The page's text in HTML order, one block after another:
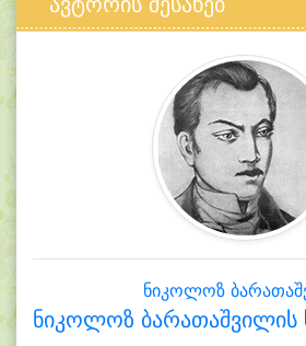
ნიკოლოზ
ნიკოლოზ ბარათაშვილის